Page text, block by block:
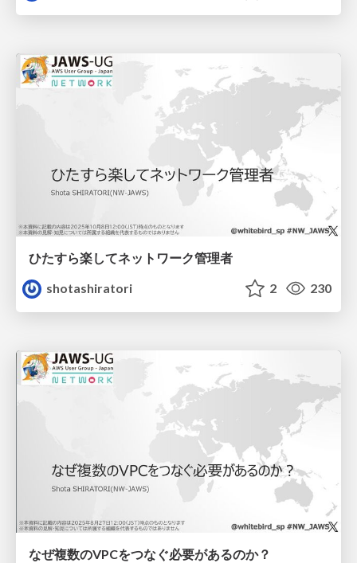
ひたすら楽してネットワーク管理者
shotashiratori
2 230
なぜ複数のVPCをつなぐ必要があるのか？